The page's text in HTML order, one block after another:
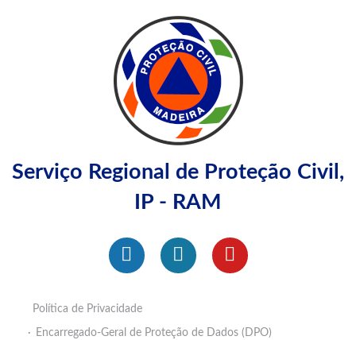
Serviço Regional de Proteção Civil,
IP - RAM
Política de Privacidade
Encarregado-Geral de Proteção de Dados (DPO)